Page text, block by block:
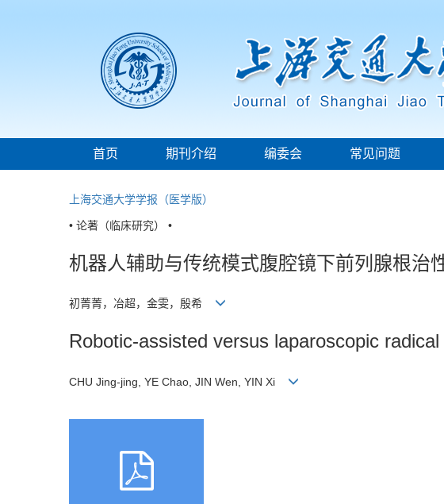
首页 期刊介绍 编委会 常见问题
上海交通大学学报（医学版）
• 论著（临床研究） •
机器人辅助与传统模式腹腔镜下前列腺根治
初菁菁，冶超，金雯，殷希
Robotic-assisted versus laparoscopic
CHU Jing-jing, YE Chao, JIN Wen, YIN Xi